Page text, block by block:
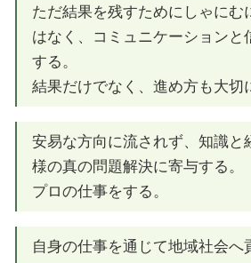
ただ結果を残すためにしゃにむ
はなく、コミュニケーションと
する。
結果だけでなく、進め方も大切
安易な方向に流されず、知識と
様の真の問題解決に寄与する。
プロの仕事をする。
自身の仕事を通じて地域社会へ